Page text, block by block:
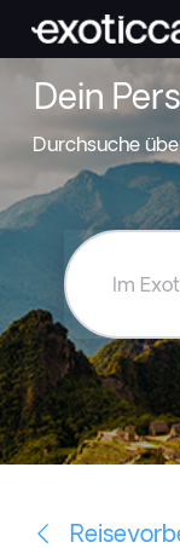
Dein
Durchsuche
Hilfe-
Center
suchen